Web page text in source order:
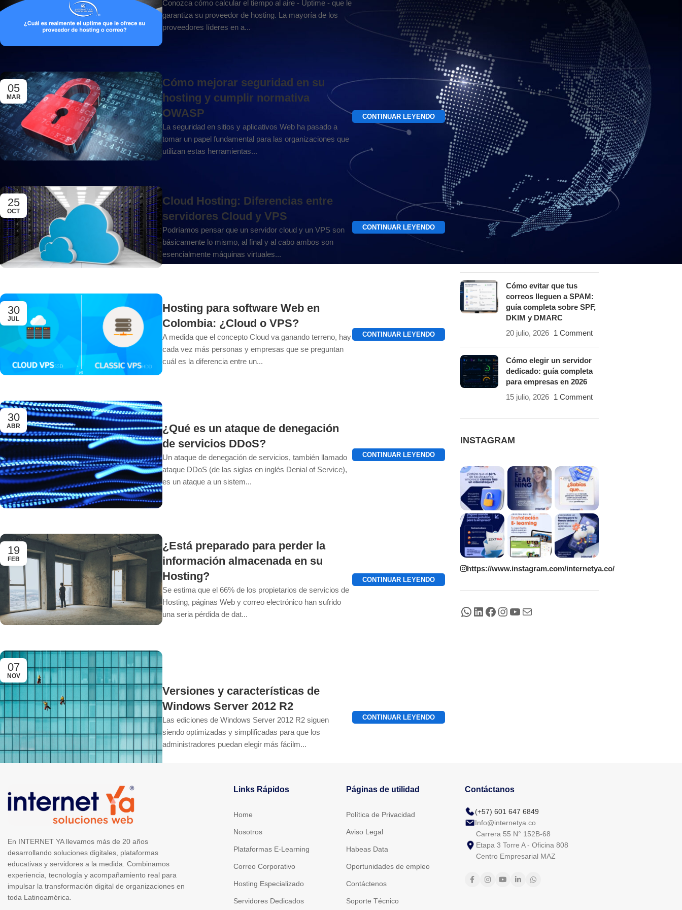
Conozca cómo calcular el tiempo al aire - Uptime - que le
garantiza su proveedor de hosting. La mayoría de los
proveedores líderes en a...
05
MAR
Cómo mejorar seguridad en su
hosting y cumplir normativa
OWASP
La seguridad en sitios y aplicativos Web ha pasado a
tomar un papel fundamental para las organizaciones que
utilizan estas herramientas...
CONTINUAR LEYENDO
25
OCT
Cloud Hosting: Diferencias entre
servidores Cloud y VPS
Podríamos pensar que un servidor cloud y un VPS son
básicamente lo mismo, al final y al cabo ambos son
esencialmente máquinas virtuales...
CONTINUAR LEYENDO
30
JUL
Hosting para software Web en
Colombia: ¿Cloud o VPS?
A medida que el concepto Cloud va ganando terreno, hay
cada vez más personas y empresas que se preguntan
cuál es la diferencia entre un...
CONTINUAR LEYENDO
30
ABR
¿Qué es un ataque de denegación
de servicios DDoS?
Un ataque de denegación de servicios, también llamado
ataque DDoS (de las siglas en inglés Denial of Service),
es un ataque a un sistem...
CONTINUAR LEYENDO
19
FEB
¿Está preparado para perder la
información almacenada en su
Hosting?
Se estima que el 66% de los propietarios de servicios de
Hosting, páginas Web y correo electrónico han sufrido
una seria pérdida de dat...
CONTINUAR LEYENDO
07
NOV
Versiones y características de
Windows Server 2012 R2
Las ediciones de Windows Server 2012 R2 siguen
siendo optimizadas y simplificadas para que los
administradores puedan elegir más fácilm...
CONTINUAR LEYENDO
CATEGORÍAS
Aplicativos Web
Chamilo
Correo Empresarial
E-commerce
E-learning
Hosting y Servidores
Moodle
Sitios Web
Últimos Artículos
Wordpress
POST RECIENTES
¿Por qué un sitio web es
lento? 12 causas y cómo
solucionarlas con un
Cómo evitar que tus
correos lleguen a SPAM:
guía completa sobre SPF,
DKIM y DMARC
20 julio, 2026 1 Comment
Cómo elegir un servidor
dedicado: guía completa
para empresas en 2026
15 julio, 2026 1 Comment
INSTAGRAM
https://www.instagram.com/internetya.co/
En INTERNET YA llevamos más de 20 años
desarrollando soluciones digitales, plataformas
educativas y servidores a la medida. Combinamos
experiencia, tecnología y acompañamiento real para
impulsar la transformación digital de organizaciones en
toda Latinoamérica.
Links Rápidos
Home
Nosotros
Plataformas E-Learning
Correo Corporativo
Hosting Especializado
Servidores Dedicados
Páginas de utilidad
Política de Privacidad
Aviso Legal
Habeas Data
Oportunidades de empleo
Contáctenos
Soporte Técnico
Contáctanos
(+57) 601 647 6849
Info@internetya.co
Carrera 55 N° 152B-68
Etapa 3 Torre A - Oficina 808
Centro Empresarial MAZ